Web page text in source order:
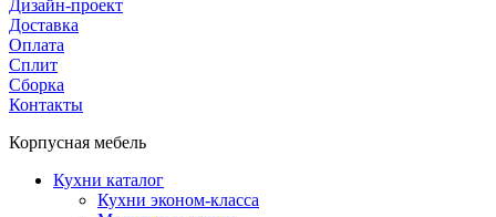
Дизайн-проект
Доставка
Оплата
Сплит
Сборка
Контакты
Корпусная мебель
Кухни каталог
Кухни эконом-класса